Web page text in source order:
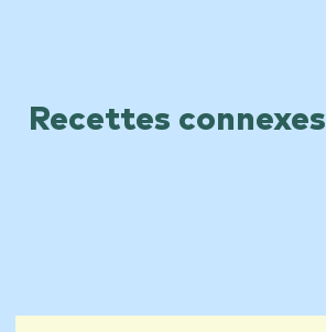
Recettes connexes